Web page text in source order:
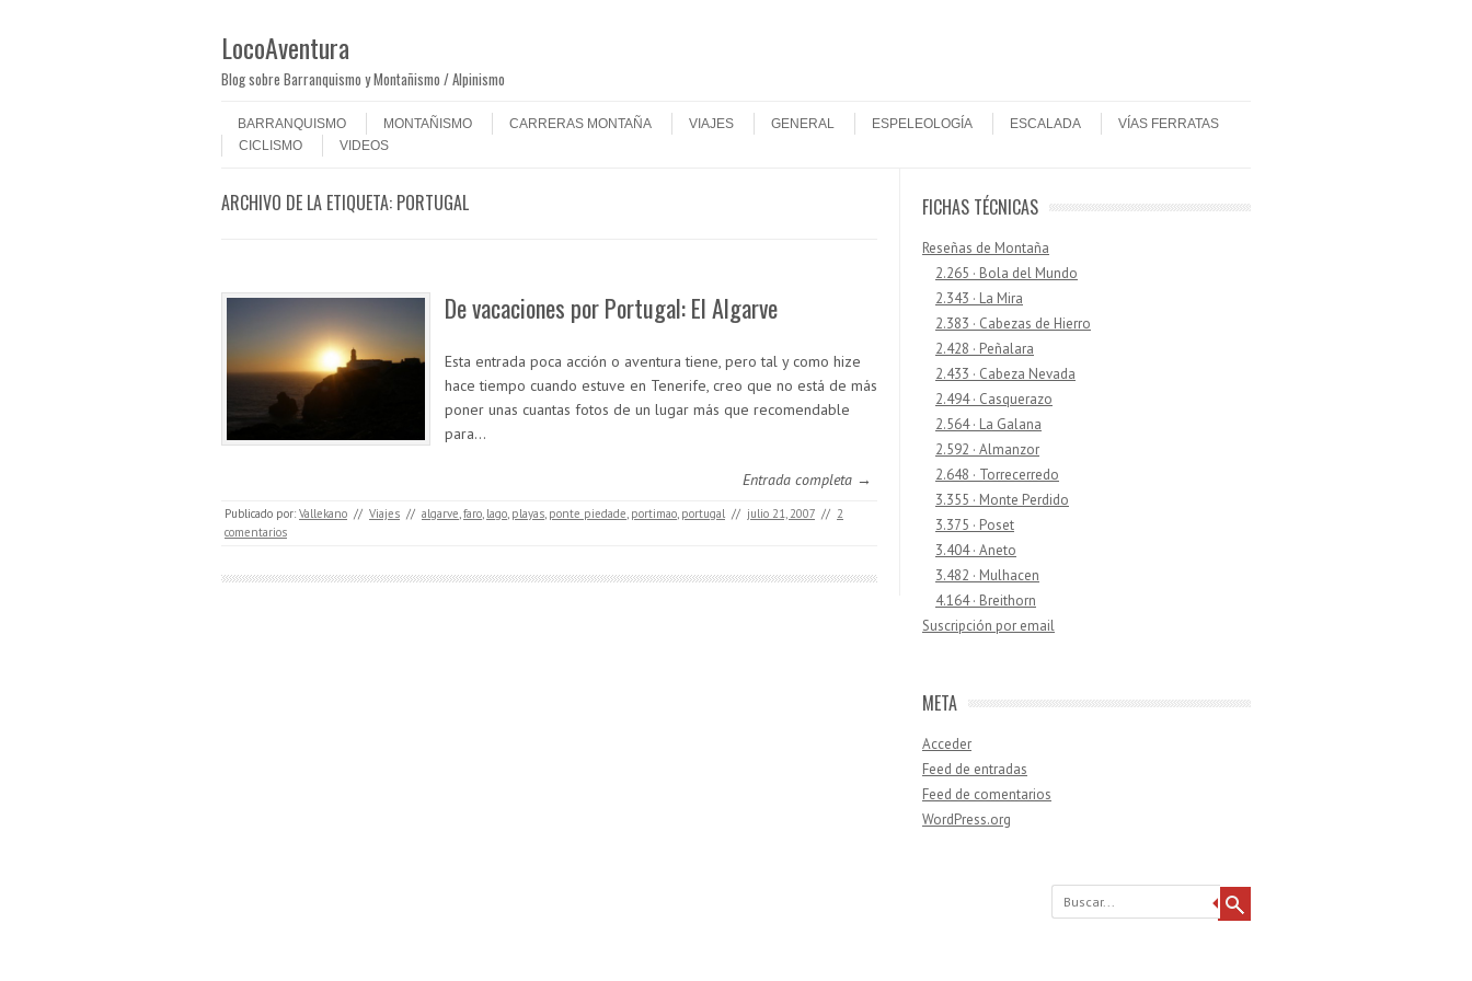
LocoAventura
Blog sobre Barranquismo y Montañismo / Alpinismo
Menú
BARRANQUISMO
MONTAÑISMO CARRERAS MONTAÑA VIAJES GENERAL ESPELEOLOGÍA ESCALADA
VÍAS FERRATAS
CICLISMO
VIDEOS
ARCHIVO DE LA ETIQUETA: PORTUGAL
De vacaciones por Portugal: El Algarve
Esta entrada poca acción o aventura tiene, pero tal y como hize
hace tiempo cuando estuve en Tenerife, creo que no está de más
poner unas cuantas fotos de un lugar más que recomendable
para…
Entrada completa →
Publicado por: Vallekano // Viajes // algarve,faro, lago, playas, ponte piedade, portimao, portugal // julio 21, 2007 // 2
comentarios
FICHAS TÉCNICAS
Reseñas de Montaña
2.265 · Bola del Mundo
2.343 · La Mira
2.383 · Cabezas de Hierro
2.428 · Peñalara
2.433 · Cabeza Nevada
2.494 · Casquerazo
2.564 · La Galana
2.592 · Almanzor
2.648 · Torrecerredo
3.355 · Monte Perdido
3.375 · Poset
3.404 · Aneto
3.482 · Mulhacen
4.164 · Breithorn
Suscripción por email
META
Acceder
Feed de entradas
Feed de comentarios
WordPress.org